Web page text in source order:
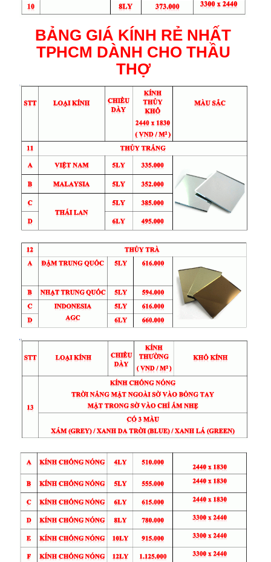
BẢNG GIÁ KÍNH RẺ NHẤT
TPHCM DÀNH CHO THẦU
THỢ